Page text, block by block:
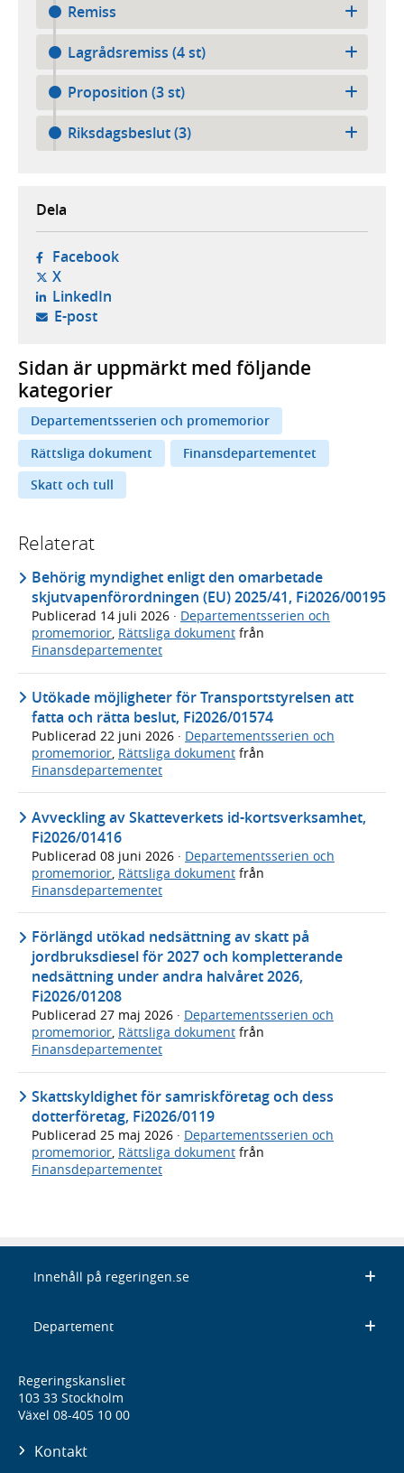
Remiss
Lagrådsremiss (4 st)
Proposition (3 st)
Riksdagsbeslut (3)
Dela
Facebook- öppnas i ny flik, extern webbplats,
X- öppnas i ny flik, extern webbplats,
LinkedIn- öppnas i ny flik, extern webbplats,
E-post- öppnar din e-postklient,
Sidan är uppmärkt med följande
kategorier
Departementsserien och promemorior
Rättsliga dokument
Finansdepartementet
Skatt och tull
Relaterat
Behörig myndighet enligt den omarbetade
skjutvapenförordningen (EU) 2025/41, Fi2026/00195
Publicerad 14 juli 2026 · Departementsserien och
promemorior, Rättsliga dokument från
Finansdepartementet
Utökade möjligheter för Transportstyrelsen att
fatta och rätta beslut, Fi2026/01574
Publicerad 22 juni 2026 · Departementsserien och
promemorior, Rättsliga dokument från
Finansdepartementet
Avveckling av Skatteverkets id-kortsverksamhet,
Fi2026/01416
Publicerad 08 juni 2026 · Departementsserien och
promemorior Rättsliga dokument från
Finansdepartementet
Förlängd utökad nedsättning av skatt på
jordbruksdiesel för 2027 och kompletterande
nedsättning under andra halvåret 2026,
Fi2026/01208
Publicerad 27 maj 2026 · Departementsserien och
promemorior, Rättsliga dokument från
Finansdepartementet
Skattskyldighet för samriskföretag och dess
dotterföretag, Fi2026/0119
Publicerad 25 maj 2026 · Departementsserien och
promemorior, Rättsliga dokument från
Finansdepartementet
Innehåll på regeringen.se
Departement
Regeringskansliet
103 33 Stockholm
Växel 08-405 10 00
Kontakt